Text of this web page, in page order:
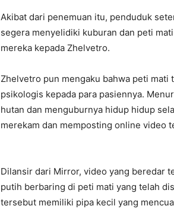
Akibat dari penemuan itu, penduduk
segera menyelidiki kuburan dan peti
mereka kepada Zhelvetro.
Zhelvetro pun mengaku bahwa peti
psikologis kepada para pasiennya.
hutan dan menguburnya hidup hidup
merekam dan memposting online video
Dilansir dari Mirror, video yang beredar
putih berbaring di peti mati yang telah
tersebut memiliki pipa kecil yang